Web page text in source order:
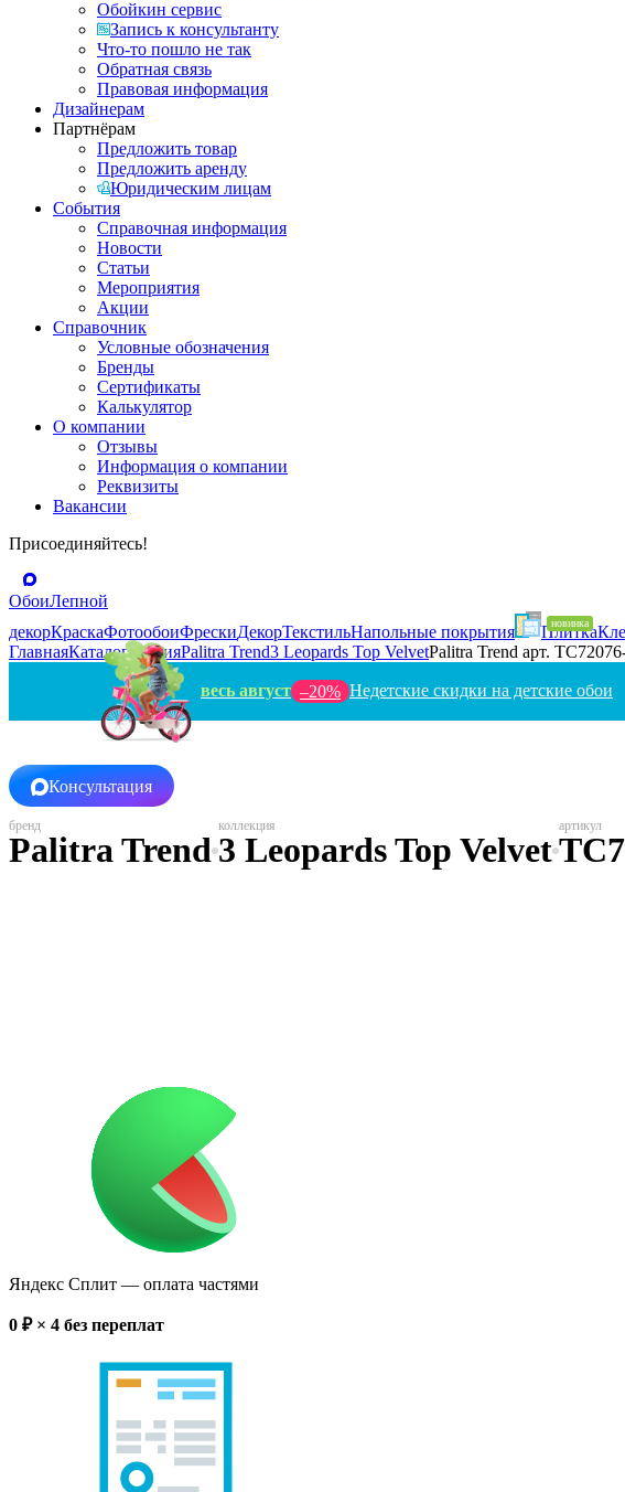
Обойкин сервис
Запись к консультанту
Что-то пошло не так
Обратная связь
Правовая информация
Дизайнерам
Партнёрам
Предложить товар
Предложить аренду
Юридическим лицам
События
Справочная информация
Новости
Статьи
Мероприятия
Акции
Справочник
Условные обозначения
Бренды
Сертификаты
Калькулятор
О компании
Отзывы
Информация о компании
Реквизиты
Вакансии
Присоединяйтесь!
ОбоиЛепной
декорКраскаФотообоиФрескиДекорТекстильНапольные покрытия Плитка
ГлавнаяКаталогРоссияPalitra Trend3 Leopards Top VelvetPalitra Trend арт.
весь август –20% Недетские скидки на детские обои
Консультация
Palitra Trend3 Leopards Top Velvet
Яндекс Сплит — оплата частями
0 ₽ × 4 без переплат